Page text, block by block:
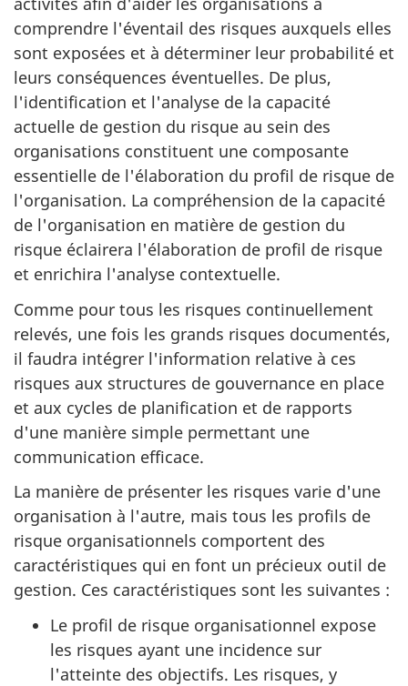
comprendre l'éventail des risques auxquels elles
sont exposées et à déterminer leur probabilité et
leurs conséquences éventuelles. De plus,
l'identification et l'analyse de la capacité
actuelle de gestion du risque au sein des
organisations constituent une composante
essentielle de l'élaboration du profil de risque de
l'organisation. La compréhension de la capacité
de l'organisation en matière de gestion du
risque éclairera l'élaboration de profil de risque
et enrichira l'analyse contextuelle.
Comme pour tous les risques continuellement
relevés, une fois les grands risques documentés,
il faudra intégrer l'information relative à ces
risques aux structures de gouvernance en place
et aux cycles de planification et de rapports
d'une manière simple permettant une
communication efficace.
La manière de présenter les risques varie d'une
organisation à l'autre, mais tous les profils de
risque organisationnels comportent des
caractéristiques qui en font un précieux outil de
gestion. Ces caractéristiques sont les suivantes :
Le profil de risque organisationnel expose
les risques ayant une incidence sur
l'atteinte des objectifs. Les risques, y